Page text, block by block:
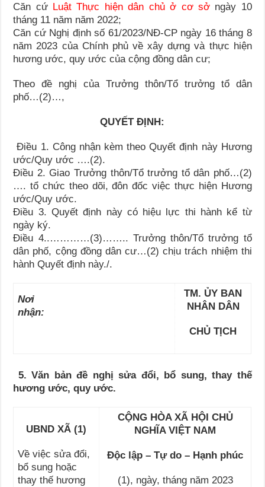
Căn cứ Luật Thực hiện dân chủ ở cơ sởngày 10
tháng 11 năm năm 2022;
Căn cứ Nghị định số 61/2023/NĐ-CP ngày 16 tháng 8
năm 2023 của Chính phủ về xây dựng và thực hiện
hương ước, quy ước của cộng đồng dân cư;
Theo đề nghị của Trưởng thôn/Tổ trưởng tổ dân
phố…(2)…,
QUYẾT ĐỊNH:
Điều 1. Công nhận kèm theo Quyết định này Hương
ước/Quy ước ….(2).
Điều 2. Giao Trưởng thôn/Tổ trưởng tổ dân phố…(2)
…. tổ chức theo dõi, đôn đốc việc thực hiện Hương
ước/Quy ước.
Điều 3. Quyết định này có hiệu lực thi hành kể từ
ngày ký.
Điều 4..…………(3)…….. Trưởng thôn/Tổ trưởng tổ
dân phố, cộng đồng dân cư…(2) chịu trách nhiệm thi
hành Quyết định này./.
Nơi
nhận:
TM. ỦY BAN
NHÂN DÂN
CHỦ TỊCH
5.Văn bản đề nghị sửa đổi, bổ sung, thay thế
hương ước, quy ước.
UBND XÃ (1)
Về việc sửa đổi,
bổ sung hoặc
thay thế hương
CỘNG HÒA XÃ HỘI CHỦ
NGHĨA VIỆT NAM
Độc lập – Tự do – Hạnh phúc
(1), ngày, tháng năm 2023